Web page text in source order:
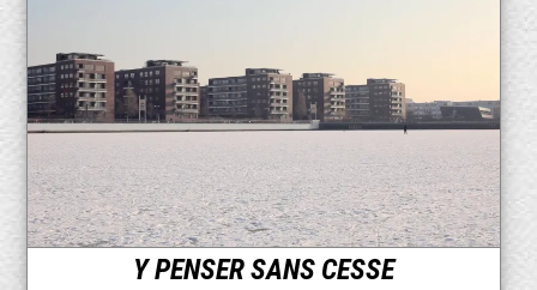
Y PENSER SANS CESSE